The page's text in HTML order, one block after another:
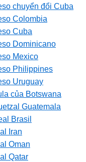
chuyển đổi Cuba
Colombia
Cuba
Dominicano
Mexico
Philippines
Uruguay
của Botswana
Guatemala
Brasil
Iran
Oman
Qatar